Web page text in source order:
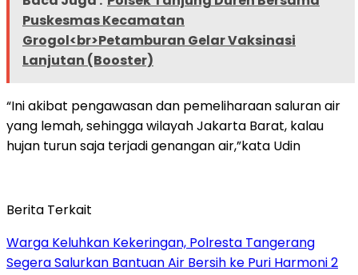
Puskesmas Kecamatan
Grogol<br>Petamburan Gelar Vaksinasi
Lanjutan (Booster)
“Ini akibat pengawasan dan pemeliharaan saluran air
yang lemah, sehingga wilayah Jakarta Barat, kalau
hujan turun saja terjadi genangan air,”kata Udin
Berita Terkait
Warga Keluhkan Kekeringan, Polresta Tangerang
Segera Salurkan Bantuan Air Bersih ke Puri Harmoni 2